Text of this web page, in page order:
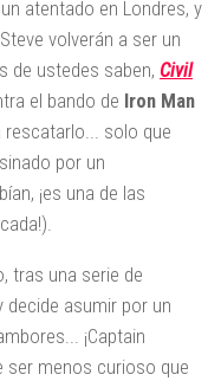
atentado en Londres, y
volverán a ser un
de ustedes saben, Civil
el bando de Iron Man
rescatarlo... solo que
por un
¡es una de las
tras una serie de
decide asumir por un
¡Captain
ser menos curioso que